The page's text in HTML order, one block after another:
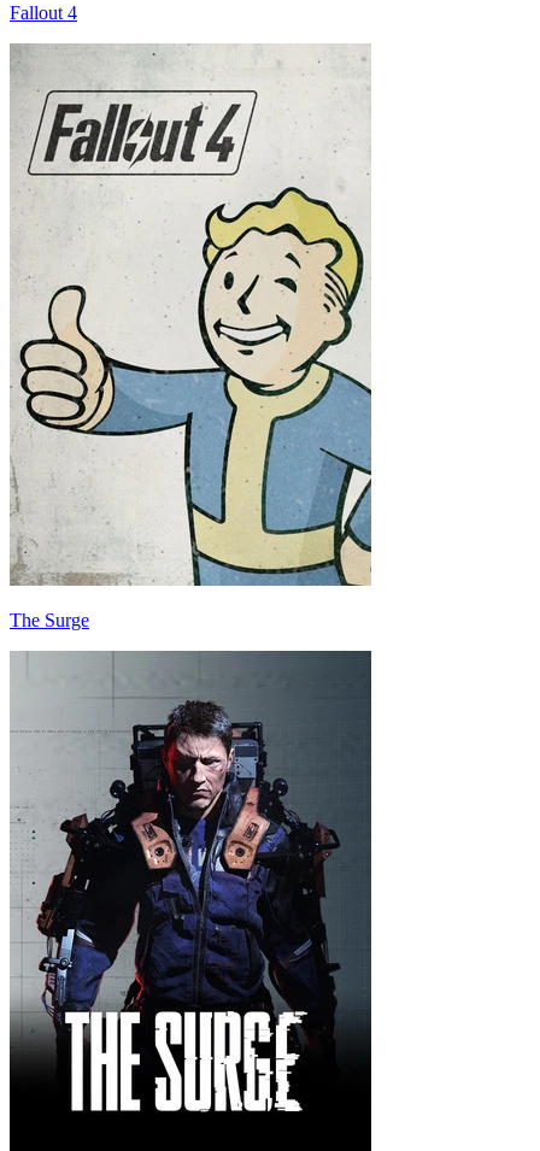
Fallout 4
The Surge